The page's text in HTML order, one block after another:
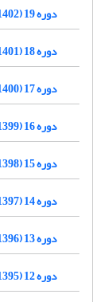
دوره 19 (1402)
دوره 18 (1401)
دوره 17 (1400)
دوره 16 (1399)
دوره 15 (1398)
دوره 14 (1397)
دوره 13 (1396)
دوره 12 (1395)